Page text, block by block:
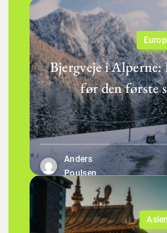
Bjergveje i Alperne:
før den første
Anders
Poulsen
Asien